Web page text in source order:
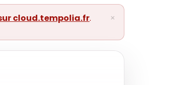
×
cloud.tempolia.fr.